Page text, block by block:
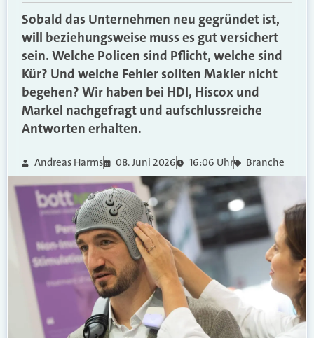
Sobald das Unternehmen neu gegründet ist,
will beziehungsweise muss es gut versichert
sein. Welche Policen sind Pflicht, welche sind
Kür? Und welche Fehler sollten Makler nicht
begehen? Wir haben bei HDI, Hiscox und
Markel nachgefragt und aufschlussreiche
Antworten erhalten.
Andreas Harms 08. Juni 2026 16:06 Uhr Branche